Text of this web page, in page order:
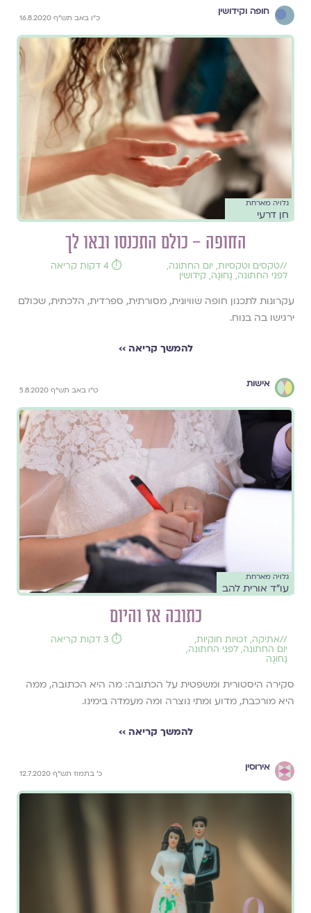
חופה וקידושין
כ"ו באב תש"ף 16.8.2020
גלויה מארחת
חן דרעי
החופה – כולם התכנסו ובאו לך
//טקסים וטקסיות, יום החתונה,
לפני החתונה, נָחוּגָה, קידושין
⏱️ 4 דקות קריאה
עקרונות לתכנון חופה שוויונית, מסורתית, ספרדית, הלכתית, שכולם
ירגישו בה בנוח.
להמשך קריאה ››
אישות
ט"ו באב תש"ף 5.8.2020
גלויה מארחת
עו"ד אורית להב
כתובה אז והיום
//אתיקה, זכויות חוקיות,
יום החתונה, לפני החתונה,
נָחוּגָה
⏱️ 3 דקות קריאה
סקירה היסטורית ומשפטית על הכתובה: מה היא הכתובה, ממה
היא מורכבת, מדוע ומתי נוצרה ומה מעמדה בימינו.
להמשך קריאה ››
אירוסין
כ' בתמוז תש"ף 12.7.2020